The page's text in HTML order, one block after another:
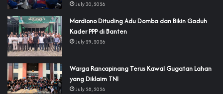
July 30, 2026
‎Mardiono Dituding Adu Domba dan Bikin Gaduh
Kader PPP di Banten
July 29, 2026
‎Warga Rancapinang Terus Kawal Gugatan Lahan
yang Diklaim TNI‎‎
July 28, 2026